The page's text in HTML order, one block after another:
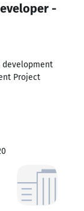
-
development
Project